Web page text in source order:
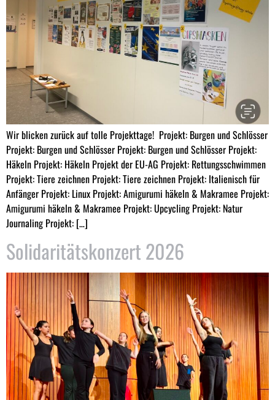
Wir blicken zurück auf tolle Projekttage! Projekt: Burgen und Schlösser
Projekt: Burgen und Schlösser Projekt: Burgen und Schlösser Projekt:
Häkeln Projekt: Häkeln Projekt der EU-AG Projekt: Rettungsschwimmen
Projekt: Tiere zeichnen Projekt: Tiere zeichnen Projekt: Italienisch für
Anfänger Projekt: Linux Projekt: Amigurumi häkeln & Makramee Projekt:
Amigurumi häkeln & Makramee Projekt: Upcycling Projekt: Natur
Journaling Projekt: […]
Solidaritätskonzert 2026